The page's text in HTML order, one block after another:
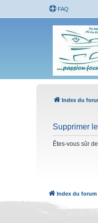
FAQ
Index du
Supprimer
Êtes-vous sûr
Index du forum